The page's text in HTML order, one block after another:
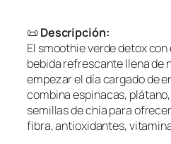
📜Descripción:
El smoothie verde detox
bebida refrescante llena de
empezar el día cargado de
combina espinacas,
semillas de chía para
fibra, antioxidantes,